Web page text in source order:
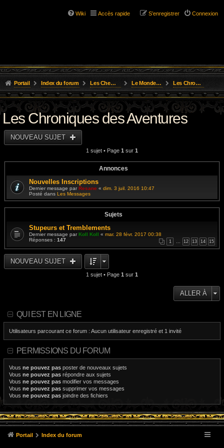
Wiki Accès rapide Connexion
S’enregistrer
Portail Index du forum Les Chemins de L'Aventure Le Monde D'Osgild Les Chroniques des Aventures
Les Chroniques des Aventures
NOUVEAU SUJET
1 sujet • Page 1 sur 1
Annonces
Nouvelles Inscriptions
Dernier message parResane « dim. 3 juil. 2016 10:47
Posté dans Les Messages
Sujets
Stupeurs et Tremblements
Dernier message parKoll Koll « mar. 28 févr. 2017 00:38
Réponses : 147 1 … 12 13 14 15
NOUVEAU SUJET
1 sujet • Page 1 sur 1
ALLER À
QUI EST EN LIGNE
Utilisateurs parcourant ce forum : Aucun utilisateur enregistré et 1 invité
PERMISSIONS DU FORUM
Vous ne pouvez pas poster de nouveaux sujets
Vous ne pouvez pas répondre aux sujets
Vous ne pouvez pas modifier vos messages
Vous ne pouvez pas supprimer vos messages
Vous ne pouvez pas joindre des fichiers
Portail Index du forum